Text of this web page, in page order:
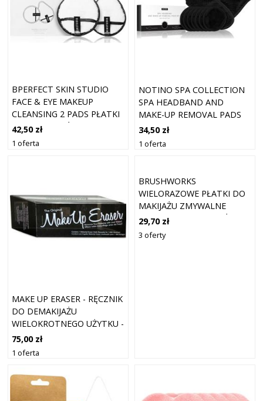
BPERFECT SKIN STUDIO
FACE & EYE MAKEUP
CLEANSING 2 PADS PŁATKI
DO DEMAKIJAŻU
WIELOKROTNEGO UŻYTKU
42,50 zł
1 oferta
NOTINO SPA COLLECTION
SPA HEADBAND AND
MAKE-UP REMOVAL PADS
SET ZESTAW DO
DEMAKIJAŻU Z OPASKĄ
34,50 zł
1 oferta
MAKE UP ERASER - RĘCZNIK
DO DEMAKIJAŻU
WIELOKROTNEGO UŻYTKU -
NOIR - DLA KOBIET
75,00 zł
1 oferta
BRUSHWORKS
WIELORAZOWE PŁATKI DO
MAKIJAŻU ZMYWALNE
PŁATKI DO DEMAKIJAŻU 3
SZTUKI
29,70 zł
3 oferty